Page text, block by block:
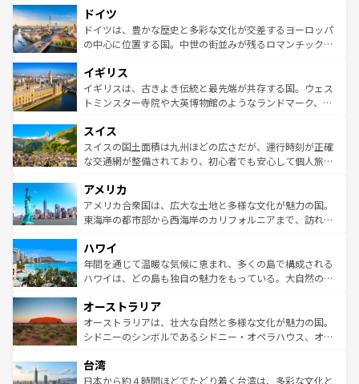
の城塞都市、穏やかなビーチリゾートまで多彩な表情を見
せる。地方によって風土や気候が異なるスペインはその個
性で訪れる人を魅了する。 なお、新着のスペイン情報はコ
で、幅広い魅力が詰まっている。華麗な宮殿、歴史的な大
聖堂、美しいビーチ、そして豊かな自然が、訪れる者を心
から魅了する。また、フランスは美食の国としても知ら
いる。シャンパンの発祥地であるランス、プロヴァンスの
香り高いラベンダー畑など、多彩な楽しみ方が可能だ。さ
らに、パリ以外の地域にも魅力が溢れており、どの街角に
れる地方に足を運ぶとそれぞれで全く異なる文化を体験で
きるだろう。 なお、新着のフランス情報はコンテンツ一覧
を参照してほしい。
ドイツ
ドイツは、豊かな歴史と多彩な文化が交差するヨーロッパ
の中心に位置する国。中世の街並みが残るロマンチック街
顔を持つこの国は、どこを歩いても飽きることがない。ベ
ルリンの文化的活気、バイエルン州のアルプスの絶景、そ
してライン川沿いのワイン畑といった風景は必見。ビール
は、お酒好きな人にはぜひ体験してほしい。 なお、新着の
ドイツ情報はコンテンツ一覧を参照してほしい。
イギリス
イギリスは、古きよき伝統と最先端が共存する国。ウェス
トミンスター寺院や大英博物館のようなランドマーク、歴
リアごとに異なる魅力がある。また、優雅なアフタヌーン
ティー、ビール好きにはたまらない英国パブ、サッカー観
戦など、本場だからこそできる体験も豊富。イギリスを旅
ンツ一覧を参照してほしい。
スイス
スイスの国土面積は九州ほどの広さだが、運行時刻が正確
な交通網が整備されており、初心者でも安心して個人旅行
の建物がそのまま残る町や、スイスならではのユニークな
博物館もあり、アルプス観光だけでなく町歩きも満喫する
ことができる。国民の所得が高いため物価も高いが、旅行
ば市内交通費無料で観光を楽しむこともできる。 なお、新
着のスイス情報はコンテンツ一覧 を参照してほしい。
アメリカ
アメリカ合衆国は、広大な土地と多様な文化が魅力の国。
東海岸の都市部から西海岸のカリフォルニアまで、訪れる
のような巨大都市は、観光、ショッピング、エンターテイ
ンメントが詰まった刺激的なスポットだ。一方、アメリカ
西部には大自然が広がり、グランドキャニオンやイエロー
部のニューオーリンズでは、音楽と美食が融合した独特の
文化が魅力。旅行者はアメリカの各地域で異なる魅力を楽
しみながら、その多様性と豊かな歴史を感じることができ
ならではの贅沢な旅のスタイルだ。 なお、新着のアメリカ
情報はコンテンツ一覧を参照してほしい。
ハワイ
年間を通じて温暖な気候に恵まれ、多くの島で構成される
ハワイは、どの島も独自の魅力をもっている。大自然の神
ワイ島は見逃せない。また、定番の観光地といえばオアフ
島だが、静かな自然を求めるならマウイ島やカウアイ島が
おすすめ。エメラルドグリーンに輝く海をはじめ、豊かな
れるおもてなしの心で訪れる人々を迎えてくれるハワイの
人々、おいしいローカルフードやハワイアンミュージッ
オーストラリア
オーストラリアは、壮大な自然と多様な文化が魅力の国。
シドニーのシンボルであるシドニー・オペラハウス、オー
リアリーフや大陸中央部にそびえるウルル（エアーズロッ
ク）、タスマニアの美しい原生林やケアンズの熱帯雨林な
台湾
日本から約４時間ほどでたどり着く台湾は、多彩な文化と